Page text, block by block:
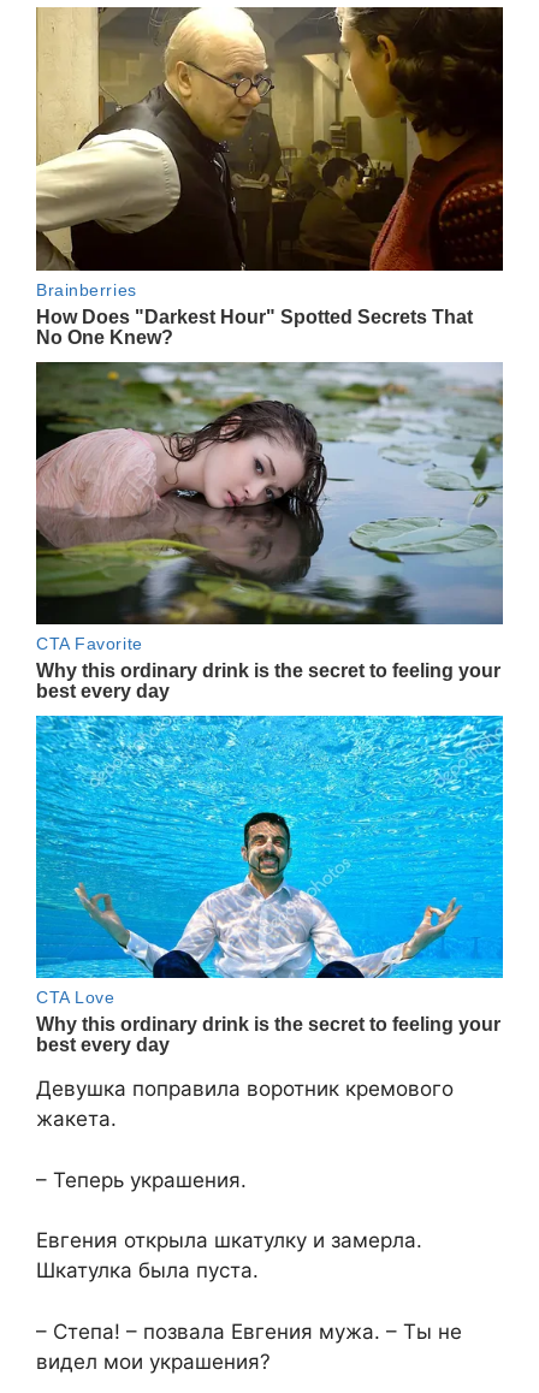
Девушка поправила воротник кремового
жакета.
– Теперь украшения.
Евгения открыла шкатулку и замерла.
Шкатулка была пуста.
– Степа! – позвала Евгения мужа. – Ты не
видел мои украшения?